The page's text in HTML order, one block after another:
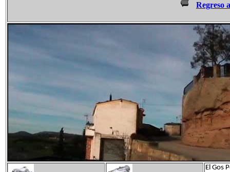
Regreso
El Gos